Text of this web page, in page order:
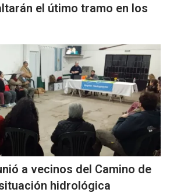
el útimo tramo en los
a vecinos del Camino de
hidrológica